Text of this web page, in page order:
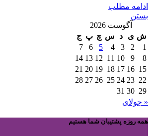
ادامه مطلب
بستن
آگوست 2026
ش ی د س چ پ ج
1
2
3
4
5
6
7
8
9
10
11
12
13
14
15
16
17
18
19
20
21
22
23
24
25
26
27
28
29
30
31
« جولای
همه روزه پشتیبان شما هستیم